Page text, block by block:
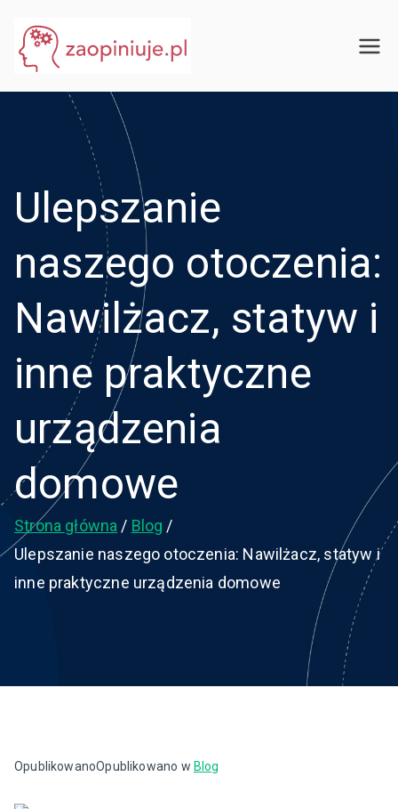
treści
Ulepszanie
naszego otoczenia:
Nawilżacz, statyw i
inne praktyczne
urządzenia
domowe
Strona główna
Blog
Ulepszanie naszego otoczenia: Nawilżacz, statyw i
inne praktyczne urządzenia domowe
OpublikowanoOpublikowano w Blog